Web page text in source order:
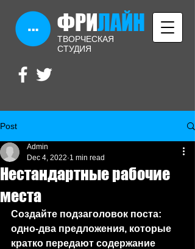
ФРИ​ЛАЙН
ТВОРЧЕСКАЯ
СТУДИЯ
Post
Нестандартные рабочие
места
Admin
Dec 4, 2022 1 min read
Создайте подзаголовок поста:
одно-два предложения, которые
кратко передают содержание